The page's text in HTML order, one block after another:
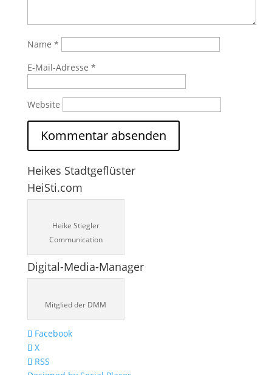
Name *
E-Mail-Adresse *
Website
Heikes Stadtgeflüster
HeiSti.com
Heike Stiegler
Communication
Digital-Media-Manager
Mitglied der DMM
Facebook
X
RSS